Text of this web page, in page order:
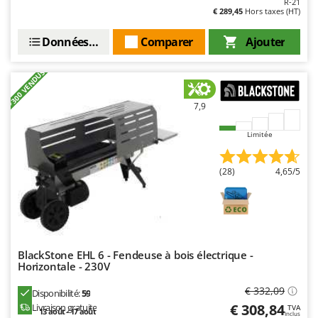
Sunseeker
T
TecnoGen
Tellarini Pompe
Telwin
Tenco
Tineco
Titania
Tre Spade
Trotec
€ 289,45 Hors taxes (HT)
Ajouter
Comparer
Données techniques
+300 VENDUS 7,9
Limitée
(28) 4,65/5
BlackStone EHL 6 - Fendeuse à bois électrique -
Horizontale - 230V
Disponibilité:59
Livraison gratuite
13 août - 17 août
€ 332,09
€ 308,84 TVA
Inclus